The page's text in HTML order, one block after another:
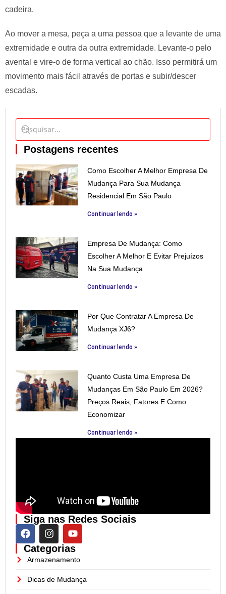
cadeira.
Ao mover a mesa, peça a uma pessoa que a levante de uma
extremidade e outra da outra extremidade. Levante-o pelo
avental e vire-o de forma vertical ao chão. Isso permitirá um
movimento mais fácil através de portas e subir/descer
escadas.
Postagens recentes
Como Escolher A Melhor Empresa De
Mudança Para Sua Mudança
Residencial Em São Paulo
Continuar lendo »
Empresa De Mudança: Como
Escolher A Melhor E Evitar Prejuízos
Na Sua Mudança
Continuar lendo »
Por Que Contratar A Empresa De
Mudança XJ6?
Continuar lendo »
Quanto Custa Uma Empresa De
Mudanças Em São Paulo Em 2026?
Preços Reais, Fatores E Como
Economizar
Continuar lendo »
Siga nas Redes Sociais
Categorias
Armazenamento
Dicas de Mudança